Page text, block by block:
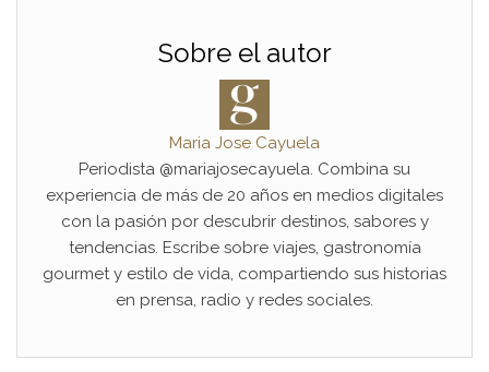
Sobre el autor
Maria Jose Cayuela
Periodista @mariajosecayuela. Combina su
experiencia de más de 20 años en medios digitales
con la pasión por descubrir destinos, sabores y
tendencias. Escribe sobre viajes, gastronomía
gourmet y estilo de vida, compartiendo sus historias
en prensa, radio y redes sociales.